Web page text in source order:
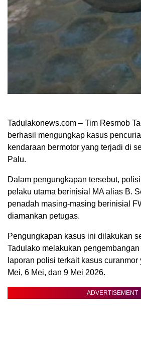
Tadulakonews.com – Tim Resmob
berhasil mengungkap kasus
kendaraan bermotor yang terjadi di
Palu.
Dalam pengungkapan tersebut,
pelaku utama berinisial MA alias B.
penadah masing-masing berinisial
diamankan petugas.
Pengungkapan kasus ini dilakukan
Tadulako melakukan
laporan polisi terkait kasus
Mei, 6 Mei, dan 9 Mei 2026.
ADVERTISEMENT